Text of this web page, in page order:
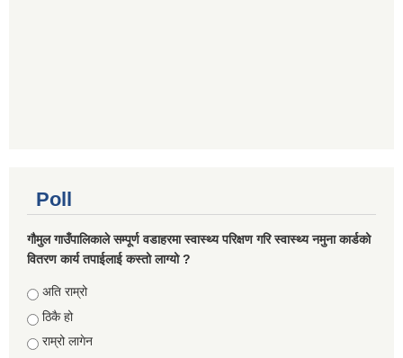
Poll
गौमुल गाउँपालिकाले सम्पूर्ण वडाहरमा स्वास्थ्य परिक्षण गरि स्वास्थ्य नमुना कार्डको
वितरण कार्य तपाईलाई कस्तो लाग्यो ?
Choices
अति राम्रो
ठिकै हो
राम्रो लागेन